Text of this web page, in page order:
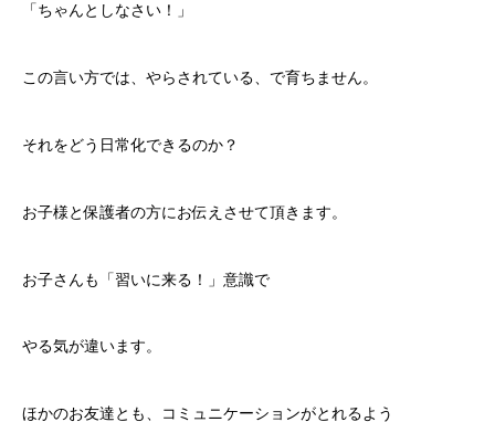
「ちゃんとしなさい！」
この言い方では、やらされている、で育ちません。
それをどう日常化できるのか？
お子様と保護者の方にお伝えさせて頂きます。
お子さんも「習いに来る！」意識で
やる気が違います。
ほかのお友達とも、コミュニケーションがとれるよう